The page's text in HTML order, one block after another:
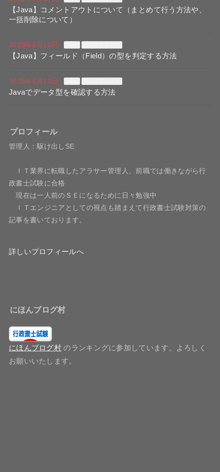
【Java】コメントアウトについて（まとめて行う方法や、
一括削除について）
2025年6月10日
【Java】フィールド（Field）の型を判定する方法
2025年6月10日
Javaでデータ型を確認する方法
プロフィール
管理人：駆け出しSE
ＩＴ業界に転職したアラサー管理人、前職では働きながら行
政書士試験に合格
現在は一人前のＳＥになるために日々勉強中
ＩＴエンジニアとしての視点も踏まえて行政書士試験対策の
記事を書いております。
詳しいプロフィールへ
にほんブログ村
にほんブログ村 のランキングに参加しています。よろしく
お願いいたします。